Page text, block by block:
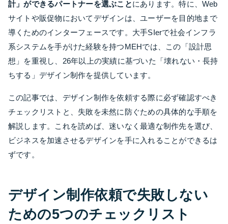
計」ができるパートナーを選ぶことにあります。特に、Web
サイトや販促物においてデザインは、ユーザーを目的地まで
導くためのインターフェースです。大手SIerで社会インフラ
系システムを手がけた経験を持つMEHでは、この「設計思
想」を重視し、26年以上の実績に基づいた「壊れない・長持
ちする」デザイン制作を提供しています。
この記事では、デザイン制作を依頼する際に必ず確認すべき
チェックリストと、失敗を未然に防ぐための具体的な手順を
解説します。これを読めば、迷いなく最適な制作先を選び、
ビジネスを加速させるデザインを手に入れることができるは
ずです。
デザイン制作依頼で失敗しない
ための5つのチェックリスト